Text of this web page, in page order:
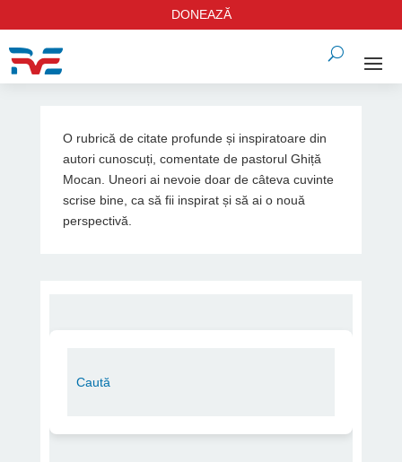
DONEAZĂ
O rubrică de citate profunde și inspiratoare din
autori cunoscuți, comentate de pastorul Ghiță
Mocan. Uneori ai nevoie doar de câteva cuvinte
scrise bine, ca să fii inspirat și să ai o nouă
perspectivă.